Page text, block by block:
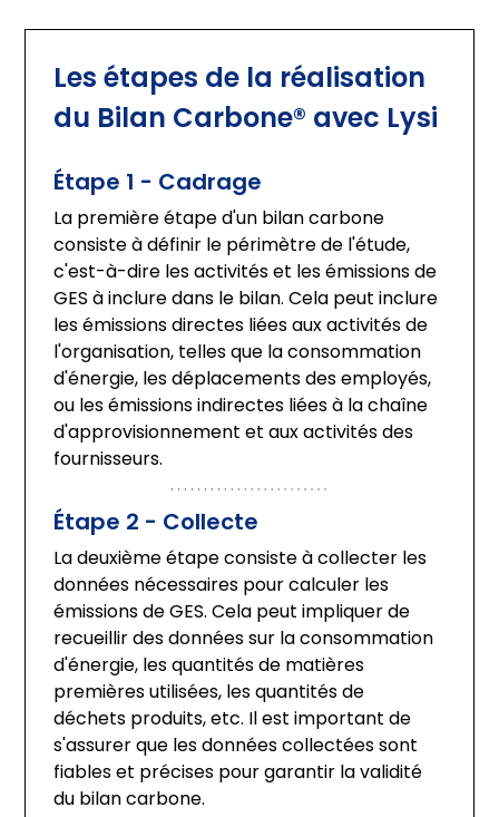
Les étapes de la réalisation
du Bilan Carbone® avec Lysi
Étape 1 - Cadrage
La première étape d'un bilan carbone
consiste à définir le périmètre de l'étude,
c'est-à-dire les activités et les émissions de
GES à inclure dans le bilan. Cela peut inclure
les émissions directes liées aux activités de
l'organisation, telles que la consommation
d'énergie, les déplacements des employés,
ou les émissions indirectes liées à la chaîne
d'approvisionnement et aux activités des
fournisseurs.
Étape 2 - Collecte
La deuxième étape consiste à collecter les
données nécessaires pour calculer les
émissions de GES. Cela peut impliquer de
recueillir des données sur la consommation
d'énergie, les quantités de matières
premières utilisées, les quantités de
déchets produits, etc. Il est important de
s'assurer que les données collectées sont
fiables et précises pour garantir la validité
du bilan carbone.